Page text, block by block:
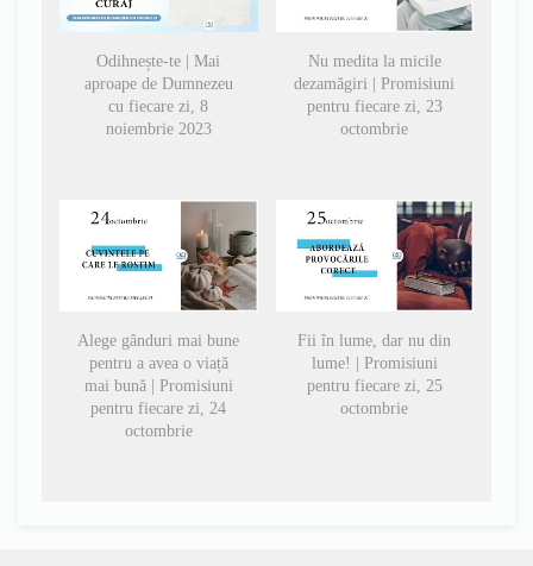
Odihnește-te | Mai
aproape de Dumnezeu
cu fiecare zi, 8
noiembrie 2023
Nu medita la micile
dezamăgiri | Promisiuni
pentru fiecare zi, 23
octombrie
Alege gânduri mai bune
pentru a avea o viață
mai bună | Promisiuni
pentru fiecare zi, 24
octombrie
Fii în lume, dar nu din
lume! | Promisiuni
pentru fiecare zi, 25
octombrie